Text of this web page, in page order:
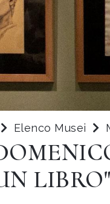
Elenco Musei